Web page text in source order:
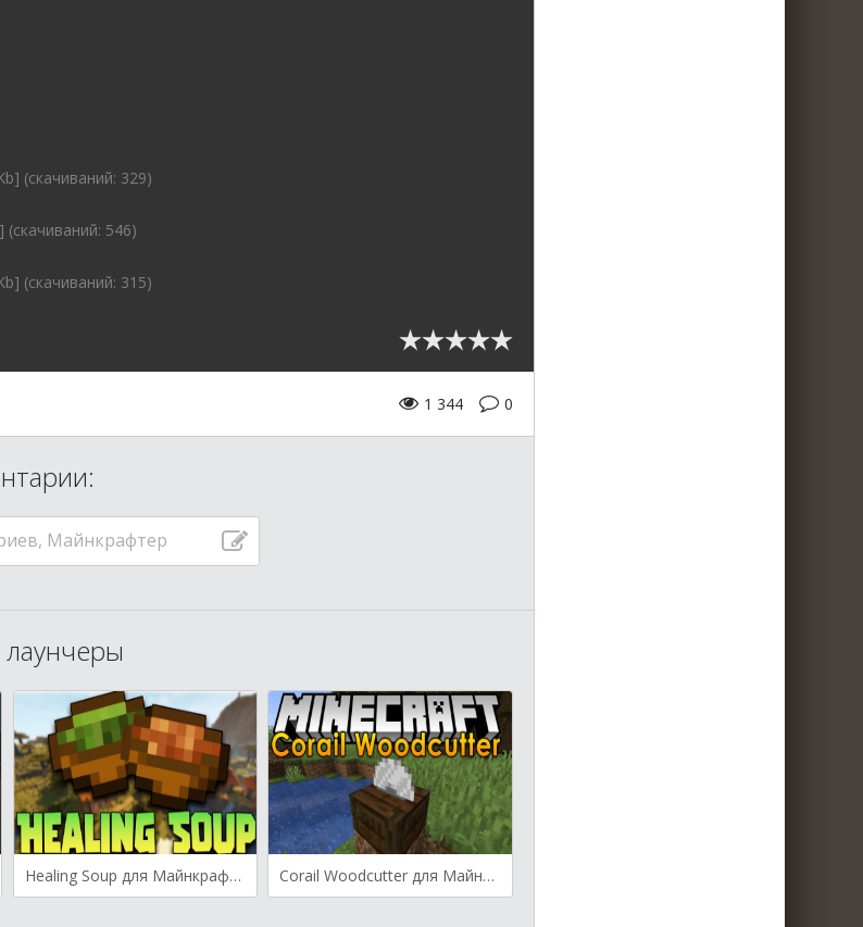
(cкачиваний: 329)
(cкачиваний: 546)
(cкачиваний: 315)
0
1 344
Майнкрафтер
Healing Soup для Майнкрафт [1.20.1, 1.20, 1.19.4] Corail Woodcutter для Майнкрафт [1.14.4, 1.15.1]